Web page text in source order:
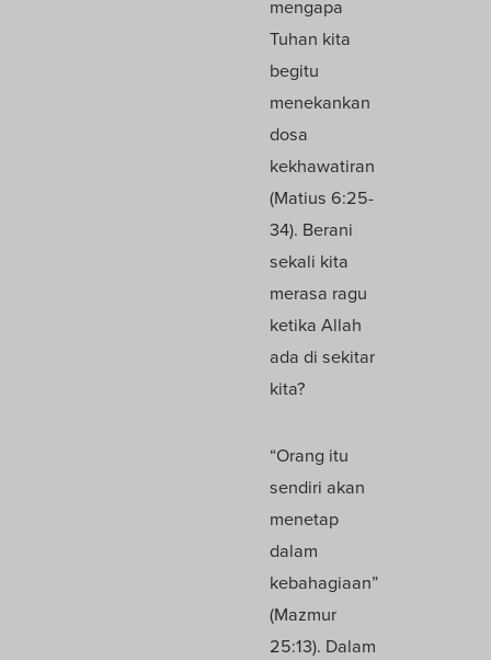
mengapa
Tuhan kita
begitu
menekankan
dosa
kekhawatiran
(Matius 6:25-
34). Berani
sekali kita
merasa ragu
ketika Allah
ada di sekitar
kita?
“Orang itu
sendiri akan
menetap
dalam
kebahagiaan”
(Mazmur
25:13). Dalam